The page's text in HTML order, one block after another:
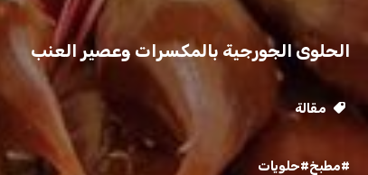
الحلوى الجورجية بالمكسرات وعصير العنب
مقالة
#مطبخ#حلويات